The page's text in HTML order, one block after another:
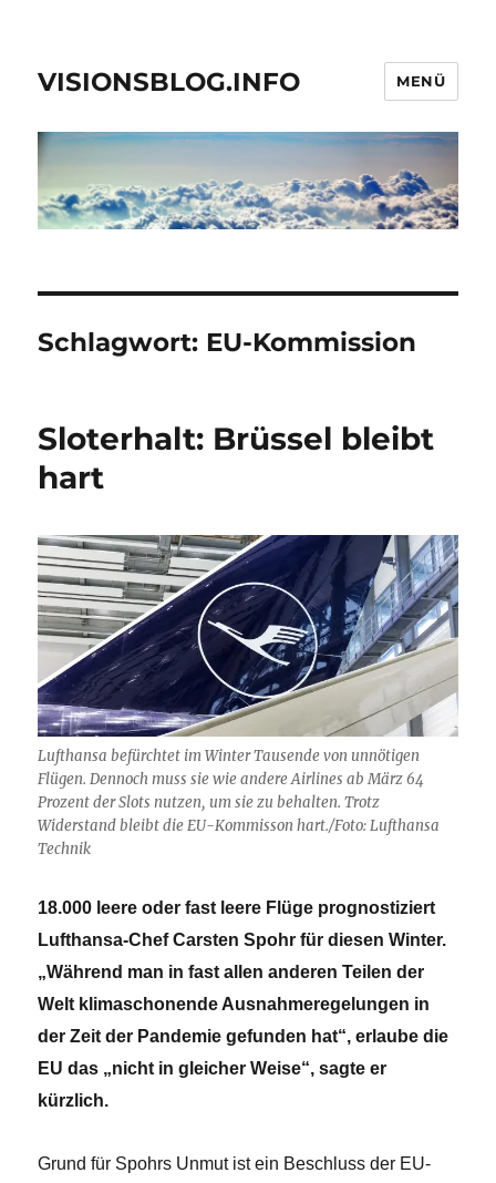
VISIONSBLOG.INFO MENÜ
Schlagwort: EU-Kommission
Sloterhalt: Brüssel bleibt
hart
Lufthansa befürchtet im Winter Tausende von unnötigen
Flügen. Dennoch muss sie wie andere Airlines ab März 64
Prozent der Slots nutzen, um sie zu behalten. Trotz
Widerstand bleibt die EU-Kommisson hart./Foto: Lufthansa
Technik
18.000 leere oder fast leere Flüge prognostiziert
Lufthansa-Chef Carsten Spohr für diesen Winter.
„Während man in fast allen anderen Teilen der
Welt klimaschonende Ausnahmeregelungen in
der Zeit der Pandemie gefunden hat“, erlaube die
EU das „nicht in gleicher Weise“, sagte er
kürzlich.
Grund für Spohrs Unmut ist ein Beschluss der EU-